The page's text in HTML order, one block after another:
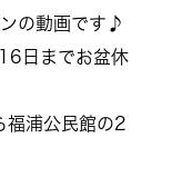
の動画です♪
日までお盆休
福浦公民館の2